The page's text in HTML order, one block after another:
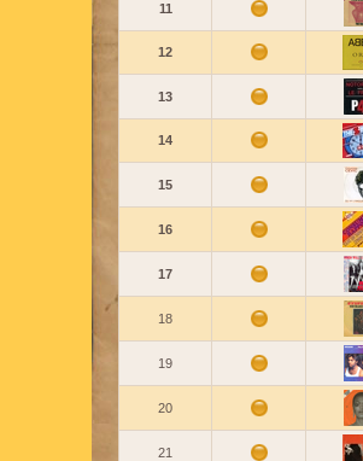
11
12
13
14
15
16
17
18
19
20
21